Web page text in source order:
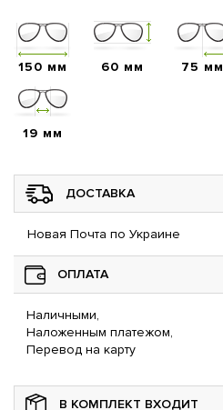
150 мм 60 мм 75 мм
19 мм
ДОСТАВКА
Новая Почта по Украине
ОПЛАТА
Наличными,
Наложенным платежом,
Перевод на карту
В КОМПЛЕКТ ВХОДИТ